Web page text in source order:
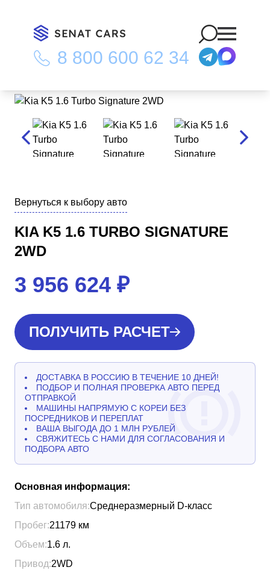
8 800 600 62 34
Главная Каталог/Kia K5 1.6 Turbo Signature 2WD
Вернуться к выбору авто
KIA K5 1.6 TURBO SIGNATURE
2WD
3 956 624 ₽
ПОЛУЧИТЬ РАСЧЕТ
ДОСТАВКА В РОССИЮ В ТЕЧЕНИЕ 10 ДНЕЙ!
ПОДБОР И ПОЛНАЯ ПРОВЕРКА АВТО ПЕРЕД
ОТПРАВКОЙ
МАШИНЫ НАПРЯМУЮ С КОРЕИ БЕЗ
ПОСРЕДНИКОВ И ПЕРЕПЛАТ
ВАША ВЫГОДА ДО 1 МЛН РУБЛЕЙ
СВЯЖИТЕСЬ С НАМИ ДЛЯ СОГЛАСОВАНИЯ И
ПОДБОРА АВТО
Основная информация:
Тип автомобиля:Среднеразмерный D-класс
Пробег:21179 км
Объем:1.6 л.
Привод:2WD